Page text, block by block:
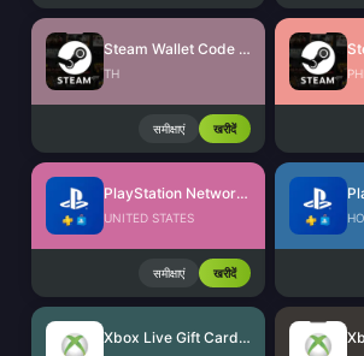
Steam Wallet Code (THB)
TH
समीक्षाएं खरीदें
PlayStation Network Card (US)
UNITED STATES
समीक्षाएं खरीदें
Xbox Live Gift Card (US)